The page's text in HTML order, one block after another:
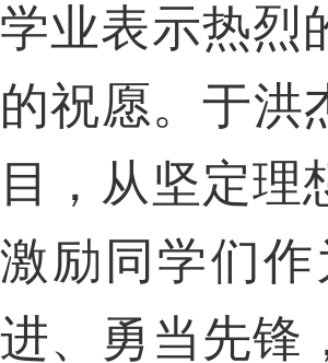
学业表示热烈
的祝愿。于洪
目，从坚定理
激励同学们
进、勇当先锋